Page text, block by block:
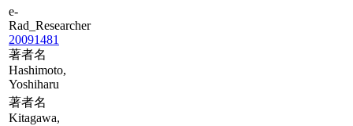
e-
Rad_Researcher
20091481
著者名
Hashimoto,
Yoshiharu
著者名
Kitagawa,